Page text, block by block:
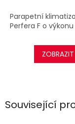
Související
Parapetní
Perfera F o